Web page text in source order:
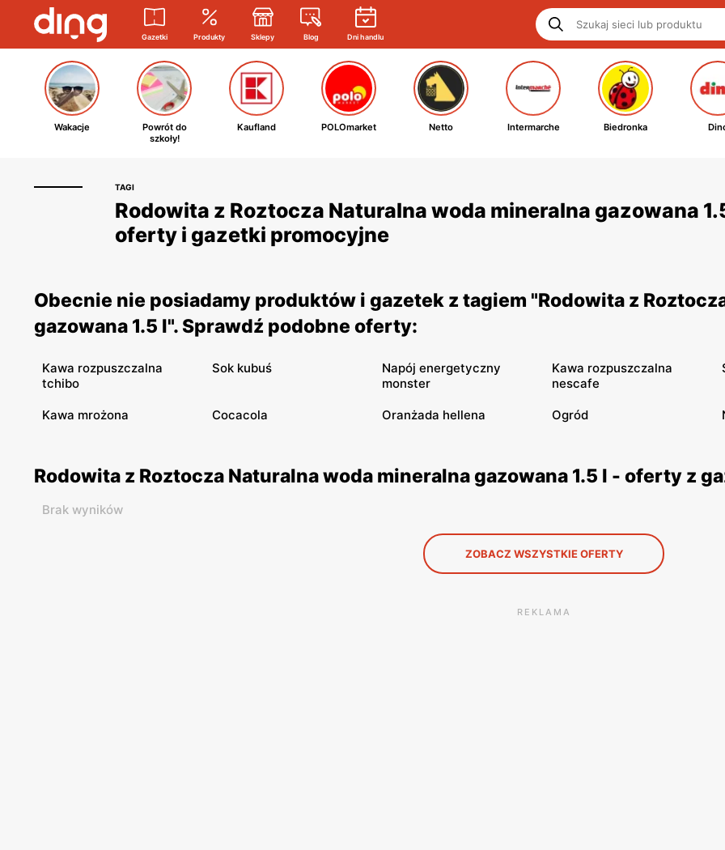
Gazetki Produkty Sklepy Blog Dni handlu
Wakacje
Powrót do
szkoły!
Kaufland POLOmarket Netto Intermarche Biedronka
TAGI
Rodowita z Roztocza Naturalna woda mineralna gazowana
oferty i gazetki promocyjne
Obecnie nie posiadamy produktów i gazetek z tagiem "Rodowita z
gazowana 1.5 l". Sprawdź podobne oferty:
Kawa rozpuszczalna
tchibo
Sok kubuś
Napój energetyczny
monster
Kawa rozpuszczalna
nescafe
Kawa mrożona Cocacola Oranżada hellena Ogród
Rodowita z Roztocza Naturalna woda mineralna gazowana 1.5 l - oferty z
Brak wyników
ZOBACZ WSZYSTKIE OFERTY
REKLAMA